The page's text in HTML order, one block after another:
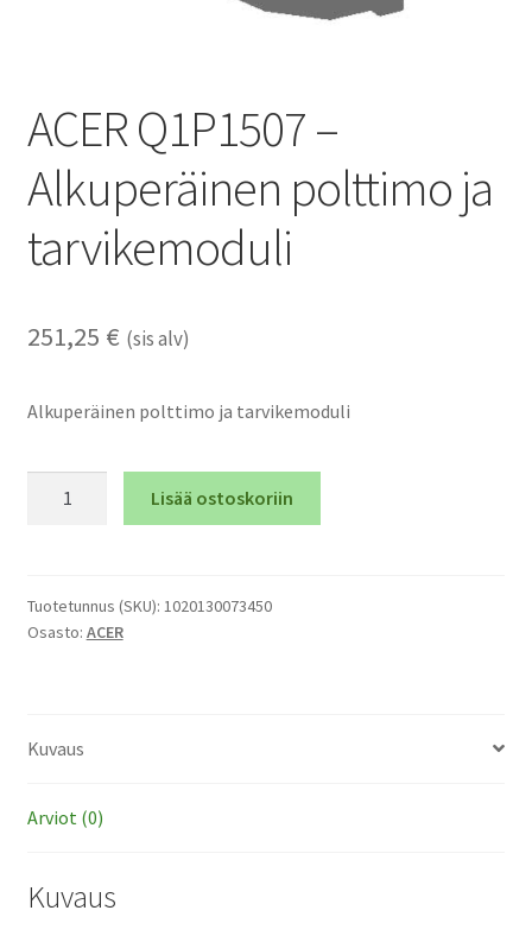
ACER Q1P1507 –
Alkuperäinen polttimo ja
tarvikemoduli
251,25 € (sis alv)
Alkuperäinen polttimo ja tarvikemoduli
polttimo
ja
Lisää ostoskoriin
Tuotetunnus (SKU): 1020130073450
Osasto: ACER
Kuvaus
Arviot (0)
Kuvaus